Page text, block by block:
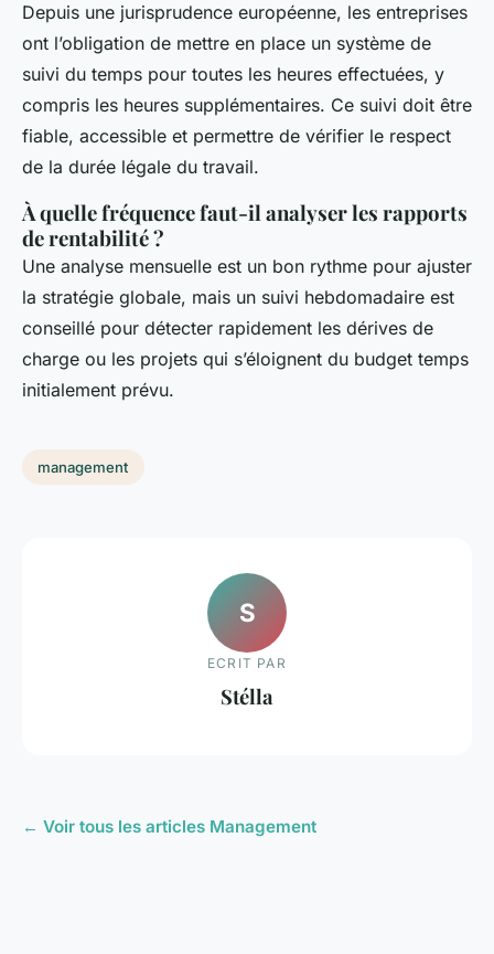
Depuis une jurisprudence européenne, les entreprises
ont l’obligation de mettre en place un système de
suivi du temps pour toutes les heures effectuées, y
compris les heures supplémentaires. Ce suivi doit être
fiable, accessible et permettre de vérifier le respect
de la durée légale du travail.
À quelle fréquence faut-il analyser les rapports
de rentabilité ?
Une analyse mensuelle est un bon rythme pour ajuster
la stratégie globale, mais un suivi hebdomadaire est
conseillé pour détecter rapidement les dérives de
charge ou les projets qui s’éloignent du budget temps
initialement prévu.
management
S
ECRIT PAR
Stélla
← Voir tous les articles Management